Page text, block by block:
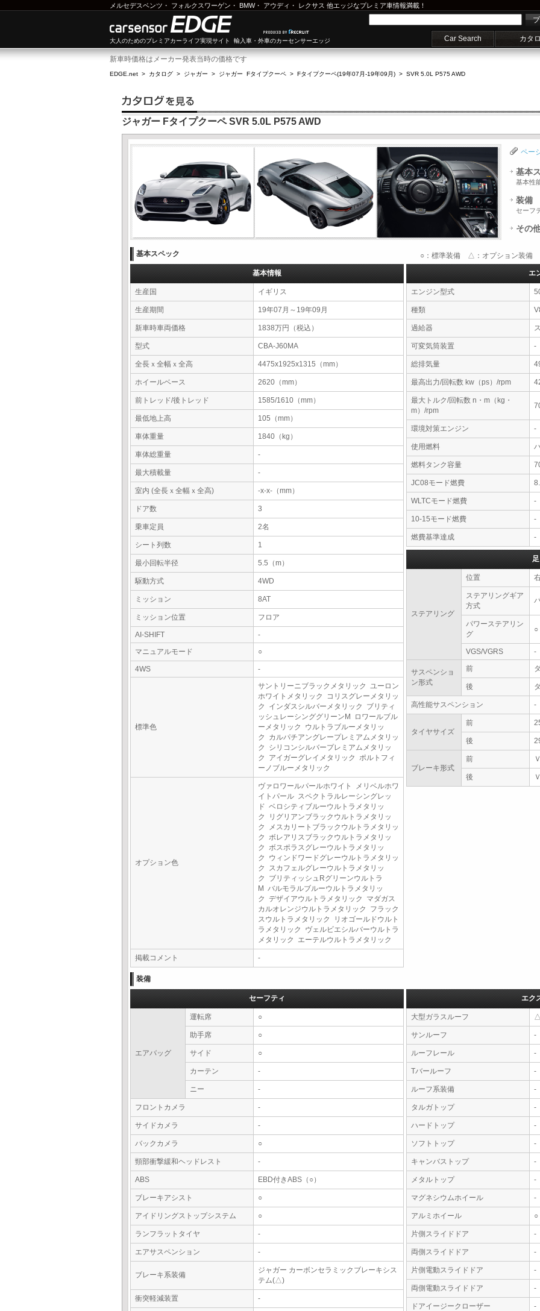
メルセデスベンツ ・ フォルクスワーゲン ・ BMW・ アウディ ・ レクサス 他エッジなプレミア車情報満載！
大人のためのプレミアカーライフ実現サイト 輸入車・外車のカーセンサーエッジ Car Search カタ
新車時価格はメーカー発表当時の価格です
EDGE.net > カタログ > ジャガー > ジャガー Fタイプクーペ > Fタイプクーペ(19年07月-19年09月) > SVR 5.0L P575 AWD
ジャガー Fタイプクーペ SVR 5.0L P575 AWD
ペー
基本
基本性
装備
セーフ
その
基本スペック ○：標準装備 △：オプション装備 -
基本情報
生産国 イギリス
生産期間 19年07月～19年09月
新車時車両価格 1838万円（税込）
型式 CBA-J60MA
全長ｘ全幅ｘ全高 4475x1925x1315（mm）
ホイールベース 2620（mm）
前トレッド/後トレッド 1585/1610（mm）
最低地上高 105（mm）
車体重量 1840（kg）
車体総重量 -
最大積載量 -
室内 (全長ｘ全幅ｘ全高) -x-x-（mm）
ドア数 3
乗車定員 2名
シート列数 1
最小回転半径 5.5（m）
駆動方式 4WD
ミッション 8AT
ミッション位置 フロア
AI-SHIFT
-
マニュアルモード
○
4WS -
標準色
サントリーニブラックメタリック ユーロン
ホワイトメタリック コリスグレーメタリッ
ク インダスシルバーメタリック ブリティ
ッシュレーシンググリーンM ロワールブル
ーメタリック ウルトラブルーメタリッ
ク カルパチアングレープレミアムメタリッ
ク シリコンシルバープレミアムメタリッ
ク アイガーグレイメタリック ポルトフィ
ーノブルーメタリック
オプション色
ヴァロワールパールホワイト メリベルホワ
イトパール スペクトラルレーシングレッ
ド ベロシティブルーウルトラメタリッ
ク リグリアンブラックウルトラメタリッ
ク メスカリートブラックウルトラメタリッ
ク ボレアリスブラックウルトラメタリッ
ク ボスポラスグレーウルトラメタリッ
ク ウィンドワードグレーウルトラメタリッ
ク スカフェルグレーウルトラメタリッ
ク ブリティッシュRグリーンウルトラ
M バルモラルブルーウルトラメタリッ
ク デザイアウルトラメタリック マダガス
カルオレンジウルトラメタリック フラック
スウルトラメタリック リオゴールドウルト
ラメタリック ヴェルビエシルバーウルトラ
メタリック エーテルウルトラメタリック
掲載コメント -
エ
エンジン型式
種類
過給器
可変気筒装置 -
総排気量
最高出力/回転数 kw（ps）/rpm
最大トルク/回転数 n・m（kg・
m）/rpm
環境対策エンジン -
使用燃料
燃料タンク容量
JC08モード燃費
WLTCモード燃費 -
10-15モード燃費 -
燃費基準達成 -
ステアリング
位置
ステアリングギア
方式
パワーステアリン
グ
○
VGS/VGRS -
サスペンショ
ン形式
前
後
高性能サスペンション -
タイヤサイズ
前
後
ブレーキ形式
前
後
装備
セーフティ
エアバッグ
運転席 ○
助手席 ○
サイド ○
カーテン -
ニー -
フロントカメラ -
サイドカメラ -
バックカメラ ○
頸部衝撃緩和ヘッドレスト -
ABS EBD付きABS（○）
ブレーキアシスト ○
アイドリングストップシステム ○
ランフラットタイヤ -
エアサスペンション -
ブレーキ系装備
ジャガー カーボンセラミックブレーキシス
テム(△)
衝突軽減装置 -
エク
大型ガラスルーフ
サンルーフ -
ルーフレール -
Tバールーフ -
ルーフ系装備 -
タルガトップ -
ハードトップ -
ソフトトップ -
キャンバストップ -
メタルトップ -
マグネシウムホイール -
アルミホイール ○
片側スライドドア -
両側スライドドア -
片側電動スライドドア -
両側電動スライドドア -
ドアイージークローザー -